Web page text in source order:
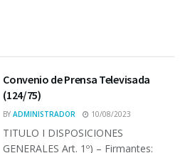
Convenio de Prensa Televisada
(124/75)
BY ADMINISTRADOR 10/08/2023
TITULO I DISPOSICIONES
GENERALES Art. 1º) – Firmantes: